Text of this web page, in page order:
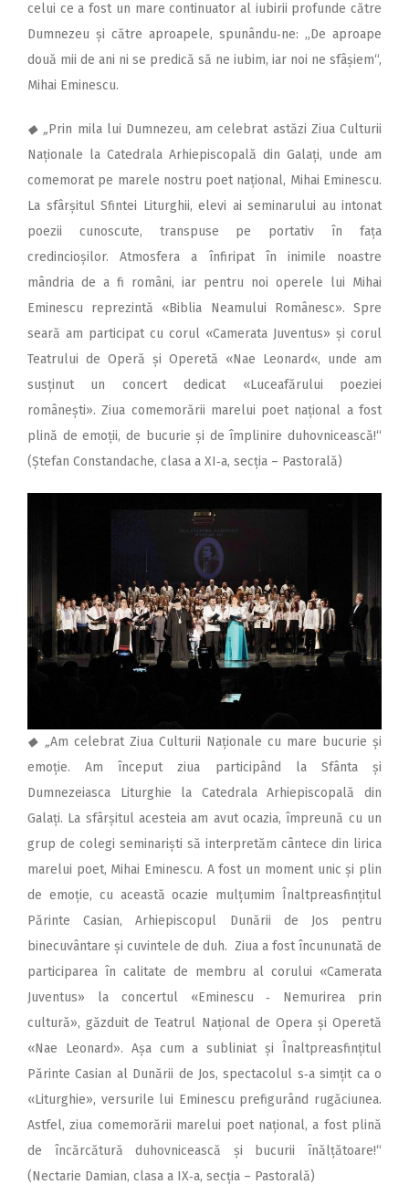
celui ce a fost un mare continuator al iubirii profunde către
Dumnezeu și către aproapele, spunându‑ne: „De aproape
două mii de ani ni se predică să ne iubim, iar noi ne sfâșiem“,
Mihai Eminescu.
◆ „Prin mila lui Dumnezeu, am celebrat astăzi Ziua Culturii
Naționale la Catedrala Arhiepis­copală din Galați, unde am
comemorat pe marele nostru poet național, Mihai Eminescu.
La sfârșitul Sfintei Liturghii, elevi ai seminarului au intonat
poezii cunoscute, transpuse pe portativ în fața
credincioșilor. Atmosfera a înfiripat în inimile noastre
mândria de a fi români, iar pentru noi operele lui Mihai
Eminescu reprezintă «Biblia Neamului Românesc». Spre
seară am participat cu corul «Camerata Juventus» și corul
Teatrului de Operă și Operetă «Nae Leonard«, unde am
susținut un concert dedicat «Luceafărului poeziei
românești». Ziua comemorării marelui poet național a fost
plină de emo­ții, de bucurie și de împlinire duhovnicească!“
(Ștefan Constandache, clasa a XI‑a, secția – Pastorală)
◆ „Am celebrat Ziua Culturii Naționale cu mare bucurie și
emoție. Am început ziua participând la Sfânta și
Dumnezeiasca Liturghie la Catedrala Arhiepiscopală din
Galați. La sfârșitul acesteia am avut ocazia, împreună cu un
grup de colegi seminariști să interpretăm cântece din lirica
marelui poet, Mihai Eminescu. A fost un moment unic și plin
de emoție, cu această ocazie mulțumim Înaltpreasfințitul
Părinte Casian, Arhiepiscopul Dunării de Jos pentru
binecuvântare și cuvintele de duh. Ziua a fost încununată de
participarea în calitate de membru al corului «Camerata
Juventus» la concertul «Eminescu ‑ Nemurirea prin
cultură», găzduit de Teatrul Național de Opera și Operetă
«Nae Leonard». Așa cum a subliniat și Înaltpreasfințitul
Părinte Casian al Dunării de Jos, spectacolul s‑a simțit ca o
«Liturghie», versurile lui Eminescu prefigurând rugăciunea.
Astfel, ziua comemorării marelui poet națio­nal, a fost plină
de încărcătură duhovnicească și bucurii înălțătoare!“
(Nectarie Damian, clasa a IX‑a, secția – Pastorală)